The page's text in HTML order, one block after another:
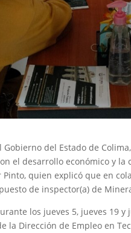
del Estado de
el desarrollo económico y
quien explicó que en
de inspector(a) de
los jueves 5, jueves 19
la Dirección de Empleo en